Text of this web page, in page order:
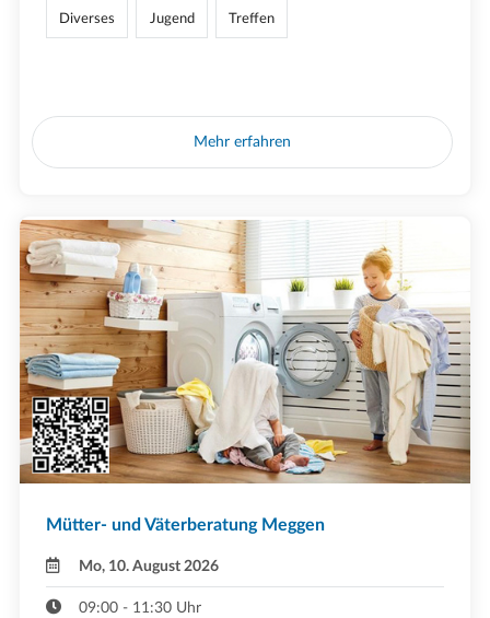
Diverses Jugend Treffen
Mehr erfahren
Mütter- und Väterberatung Meggen
Mo, 10. August 2026
09:00 - 11:30 Uhr